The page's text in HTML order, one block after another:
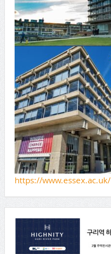
https://www.essex.ac.uk/